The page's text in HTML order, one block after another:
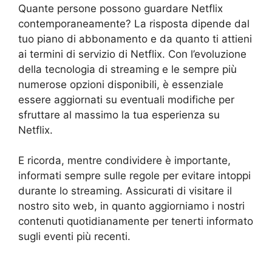
Quante persone possono guardare Netflix
contemporaneamente? La risposta dipende dal
tuo piano di abbonamento e da quanto ti attieni
ai termini di servizio di Netflix. Con l’evoluzione
della tecnologia di streaming e le sempre più
numerose opzioni disponibili, è essenziale
essere aggiornati su eventuali modifiche per
sfruttare al massimo la tua esperienza su
Netflix.
E ricorda, mentre condividere è importante,
informati sempre sulle regole per evitare intoppi
durante lo streaming. Assicurati di visitare il
nostro sito web, in quanto aggiorniamo i nostri
contenuti quotidianamente per tenerti informato
sugli eventi più recenti.